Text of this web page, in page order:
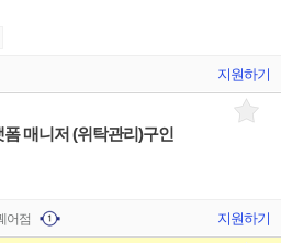
지원하기
매니저 (위탁관리)구인
어점 지원하기